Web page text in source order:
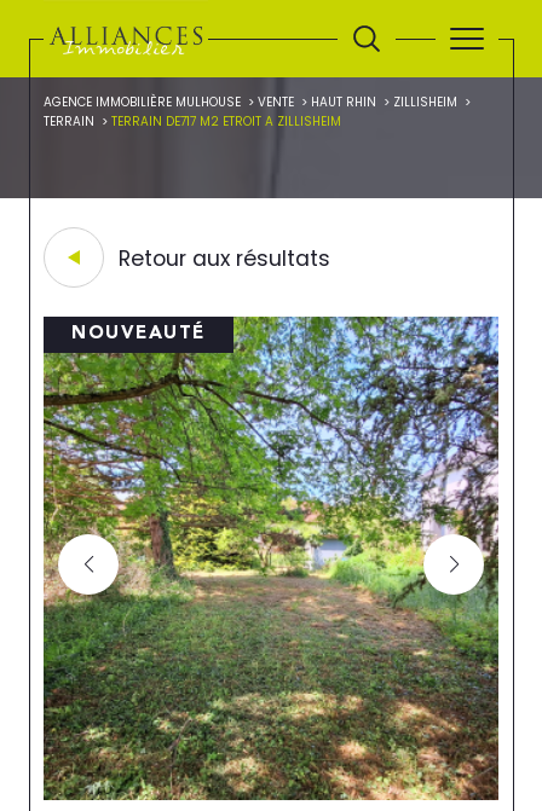
AGENCE IMMOBILIÈRE MULHOUSE VENTE HAUT RHIN
ZILLISHEIM
TERRAIN
TERRAIN DE717 M2 ETROIT A ZILLISHEIM
Retour aux résultats
NOUVEAUTÉ